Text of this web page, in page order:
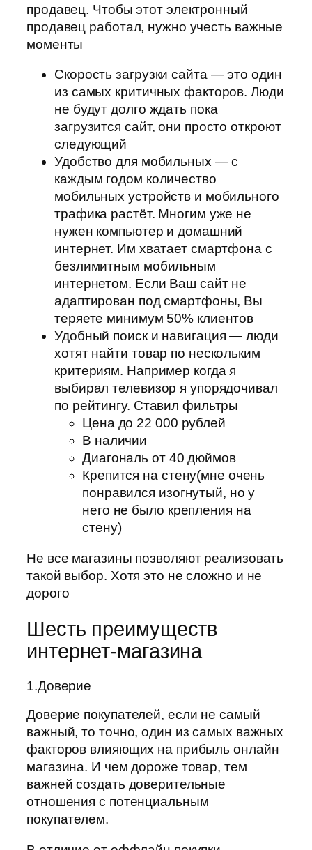
продавец. Чтобы этот электронный
продавец работал, нужно учесть важные
моменты
Скорость загрузки сайта — это один
из самых критичных факторов. Люди
не будут долго ждать пока
загрузится сайт, они просто откроют
следующий
Удобство для мобильных — с
каждым годом количество
мобильных устройств и мобильного
трафика растёт. Многим уже не
нужен компьютер и домашний
интернет. Им хватает смартфона с
безлимитным мобильным
интернетом. Если Ваш сайт не
адаптирован под смартфоны, Вы
теряете минимум 50% клиентов
Удобный поиск и навигация — люди
хотят найти товар по нескольким
критериям. Например когда я
выбирал телевизор я упорядочивал
по рейтингу. Ставил фильтры
Цена до 22 000 рублей
В наличии
Диагональ от 40 дюймов
Крепится на стену(мне очень
понравился изогнутый, но у
него не было крепления на
стену)
Не все магазины позволяют реализовать
такой выбор. Хотя это не сложно и не
дорого
Шесть преимуществ
интернет-магазина
1.Доверие
Доверие покупателей, если не самый
важный, то точно, один из самых важных
факторов влияющих на прибыль онлайн
магазина. И чем дороже товар, тем
важней создать доверительные
отношения с потенциальным
покупателем.